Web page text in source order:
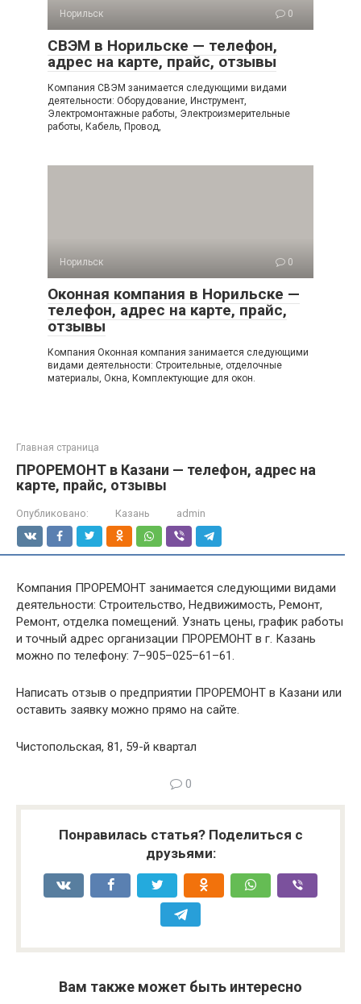
Норильск 0
СВЭМ в Норильске — телефон,
адрес на карте, прайс, отзывы
Компания СВЭМ занимается следующими видами
деятельности: Оборудование, Инструмент,
Электромонтажные работы, Электроизмерительные
работы, Кабель, Провод,
Норильск 0
Оконная компания в Норильске —
телефон, адрес на карте, прайс,
отзывы
Компания Оконная компания занимается следующими
видами деятельности: Строительные, отделочные
материалы, Окна, Комплектующие для окон.
Главная страница
ПРОРЕМОНТ в Казани — телефон, адрес на
карте, прайс, отзывы
Опубликовано: Казань admin
Компания ПРОРЕМОНТ занимается следующими видами
деятельности: Строительство, Недвижимость, Ремонт,
Ремонт, отделка помещений. Узнать цены, график работы
и точный адрес организации ПРОРЕМОНТ в г. Казань
можно по телефону: 7–905–025–61–61.
Написать отзыв о предприятии ПРОРЕМОНТ в Казани или
оставить заявку можно прямо на сайте.
Чистопольская, 81, 59-й квартал
0
Понравилась статья? Поделиться с
друзьями:
Вам также может быть интересно